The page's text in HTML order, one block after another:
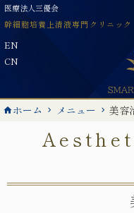
Skip
to
content
医療法人三優会
幹細胞培養上清液専門クリニック
EN
CN
ホーム メニュー 美容